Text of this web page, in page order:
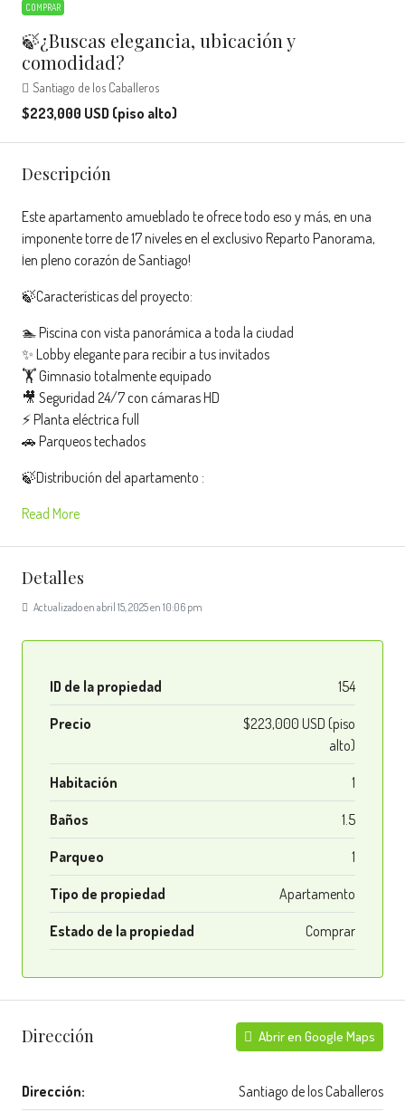
COMPRAR
🍃¿Buscas elegancia, ubicación y
comodidad?
Santiago de los Caballeros
$223,000 USD (piso alto)
Descripción
Este apartamento amueblado te ofrece todo eso y más, en una
imponente torre de 17 niveles en el exclusivo Reparto Panorama,
¡en pleno corazón de Santiago!
🍃Características del proyecto:
🏊 Piscina con vista panorámica a toda la ciudad
✨ Lobby elegante para recibir a tus invitados
🏋️ Gimnasio totalmente equipado
🎥 Seguridad 24/7 con cámaras HD
⚡ Planta eléctrica full
🚗 Parqueos techados
🍃Distribución del apartamento :
Read More
Detalles
Actualizado en abril 15, 2025 en 10:06 pm
ID de la propiedad 154
Precio
$223,000 USD (piso
alto)
Habitación 1
Baños 1.5
Parqueo 1
Tipo de propiedad Apartamento
Estado de la propiedad Comprar
Dirección Abrir en Google Maps
Dirección: Santiago de los Caballeros